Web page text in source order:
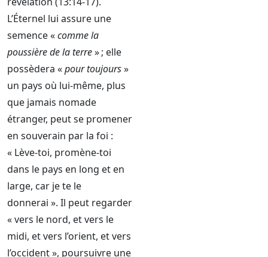
L’Éternel lui assure une
semence «comme la
poussière de la terre» ; elle
possèdera «pour toujours»
un pays où lui-même, plus
que jamais nomade
étranger, peut se promener
en souverain par la foi :
« Lève-toi, promène-toi
dans le pays en long et en
large, car je te le
donnerai ». Il peut regarder
« vers le nord, et vers le
midi, et vers l’orient, et vers
l’occident », poursuivre une